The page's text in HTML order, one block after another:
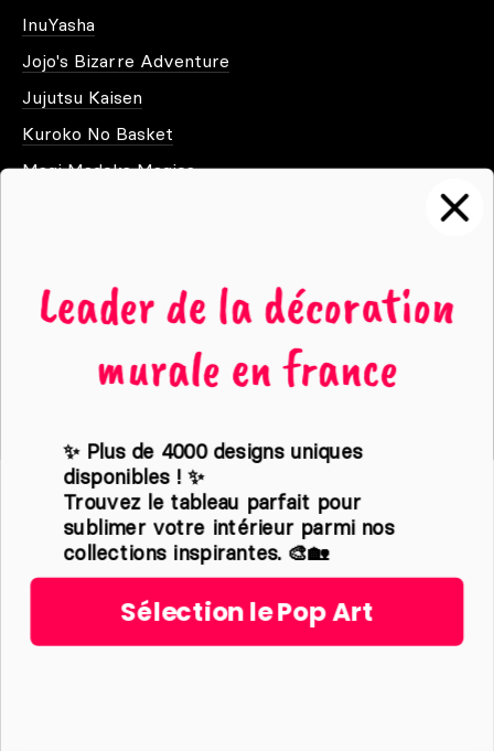
InuYasha
Jojo's Bizarre Adventure
Jujutsu Kaisen
Kuroko No Basket
Magi Madoka Magica
Sailor Moon
Sakura Card Captor
Touhou
Virtual Youtuber
Vocaloid
Leader de la décoration
murale en france
✨ Plus de 4000 designs uniques
disponibles ! ✨
Trouvez le tableau parfait pour
sublimer votre intérieur parmi nos
collections inspirantes. 🎨🏡
Sélection le Pop Art